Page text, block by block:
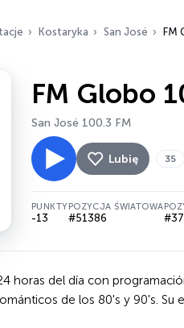
Kostaryka San José FM
FM Globo
San José 100.3 FM
Lubię 35
PUNKTY
-13
POZYCJA ŚWIATOWA
#51386
horas del día con
de los 80's y 90's. Su